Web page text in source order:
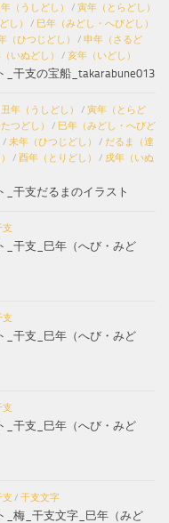
（うしどし） / 寅年（とらどし）
し） / 巳年（みどし・へびどし）
（ひつじどし） / 申年（さるど
いぬどし） / 亥年（いどし）
_干支の宝船_takarabune013
丑年（うしどし） / 寅年（とらど
つどし） / 巳年（みどし・へびど
/ 未年（ひつじどし） / だるま（達
/ 酉年（とりどし） / 戌年（いぬ
_干支だるまのイラスト
支
_干支_巳年（へび・みど
支
_干支_巳年（へび・みど
支
_干支_巳年（へび・みど
支 / 干支文字
_梅_干支文字_巳年（みど